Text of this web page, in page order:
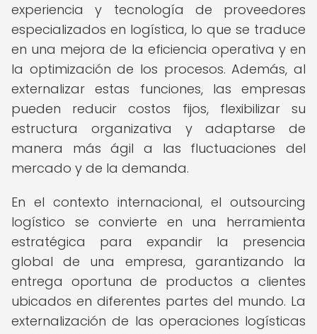
experiencia y tecnología de proveedores
especializados en logística, lo que se traduce
en una mejora de la eficiencia operativa y en
la optimización de los procesos. Además, al
externalizar estas funciones, las empresas
pueden reducir costos fijos, flexibilizar su
estructura organizativa y adaptarse de
manera más ágil a las fluctuaciones del
mercado y de la demanda.
En el contexto internacional, el outsourcing
logístico se convierte en una herramienta
estratégica para expandir la presencia
global de una empresa, garantizando la
entrega oportuna de productos a clientes
ubicados en diferentes partes del mundo. La
externalización de las operaciones logísticas